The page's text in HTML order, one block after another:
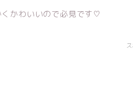
くかわいいので必見です♡